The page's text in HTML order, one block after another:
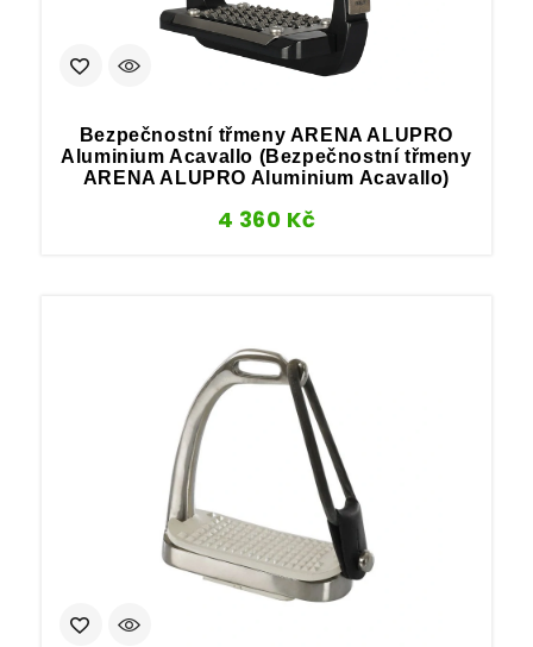
Bezpečnostní třmeny ARENA ALUPRO
Aluminium Acavallo (Bezpečnostní třmeny
ARENA ALUPRO Aluminium Acavallo)
4 360 Kč